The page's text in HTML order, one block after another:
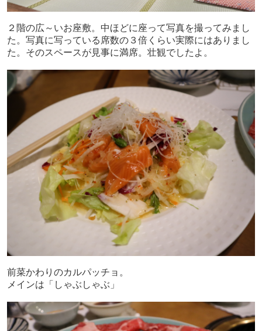
２階の広～いお座敷。中ほどに座って写真を撮ってみまし
た。写真に写っている席数の３倍くらい実際にはありまし
た。そのスペースが見事に満席。壮観でしたよ。
前菜かわりのカルパッチョ。
メインは「しゃぶしゃぶ」